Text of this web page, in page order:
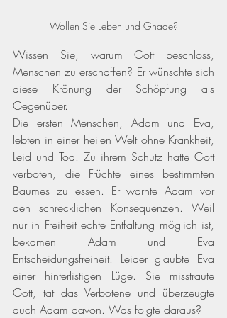
Wollen Sie Leben und Gnade?
Wissen Sie, warum Gott beschloss,
Menschen zu erschaffen? Er wünschte sich
diese Krönung der Schöpfung als
Gegenüber.
Die ersten Menschen, Adam und Eva,
lebten in einer heilen Welt ohne Krankheit,
Leid und Tod. Zu ihrem Schutz hatte Gott
verboten, die Früchte eines bestimmten
Baumes zu essen. Er warnte Adam vor
den schrecklichen Konsequenzen. Weil
nur in Freiheit echte Entfaltung möglich ist,
bekamen Adam und Eva
Entscheidungsfreiheit. Leider glaubte Eva
einer hinterlistigen Lüge. Sie misstraute
Gott, tat das Verbotene und überzeugte
auch Adam davon. Was folgte daraus?